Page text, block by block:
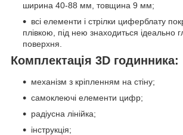
ширина 40-88 мм, товщина 9 мм;
всі елементи і стрілки циферблату
плівкою, під нею знаходиться ідеально
поверхня.
Комплектація 3D годинника:
механізм з кріпленням на стіну;
самоклеючі елементи цифр;
радіусна лінійка;
інструкція;